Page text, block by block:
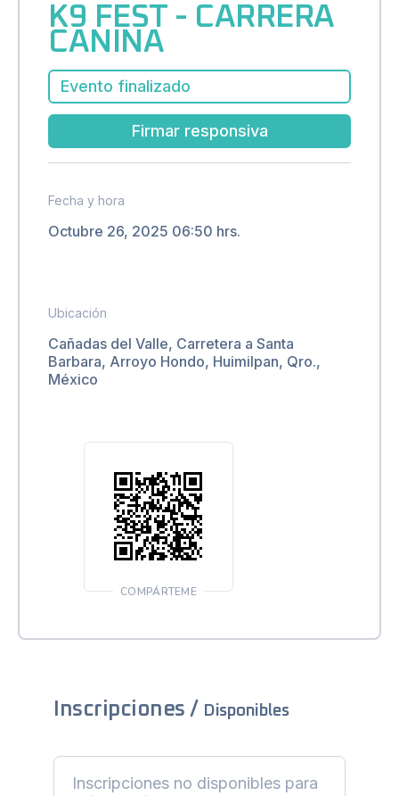
K9 FEST - CARRERA
CANINA
Evento finalizado
Firmar responsiva
Fecha y hora
Octubre 26, 2025 06:50 hrs.
Ubicación
Cañadas del Valle, Carretera a Santa
Barbara, Arroyo Hondo, Huimilpan, Qro.,
México
COMPÁRTEME
Inscripciones / Disponibles
Inscripciones no disponibles para